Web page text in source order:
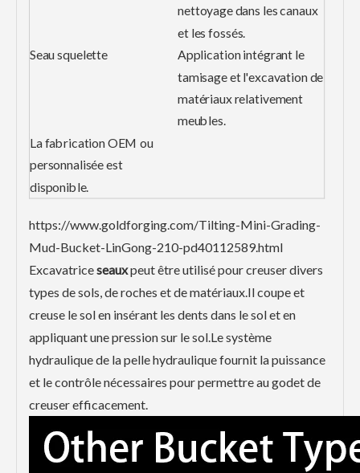
nettoyage dans les canaux
et les fossés.
Seau squelette
Application intégrant le
tamisage et l'excavation de
matériaux relativement
meubles.
La fabrication OEM ou
personnalisée est
disponible.
https://www.goldforging.com/Tilting-Mini-Grading-
Mud-Bucket-LinGong-210-pd40112589.html
Excavatriceseauxpeut être utilisé pour creuser divers
types de sols, de roches et de matériaux.Il coupe et
creuse le sol en insérant les dents dans le sol et en
appliquant une pression sur le sol.Le système
hydraulique de la pelle hydraulique fournit la puissance
et le contrôle nécessaires pour permettre au godet de
creuser efficacement.